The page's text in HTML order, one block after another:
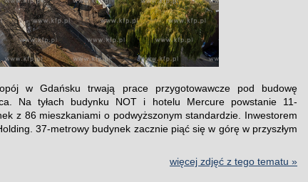
w Gdańsku trwają prace przygotowawcze pod budowę
Na tyłach budynku NOT i hotelu Mercure powstanie 11-
z 86 mieszkaniami o podwyższonym standardzie. Inwestorem
37-metrowy budynek zacznie piąć się w górę w przyszłym
więcej zdjęć z tego tematu »